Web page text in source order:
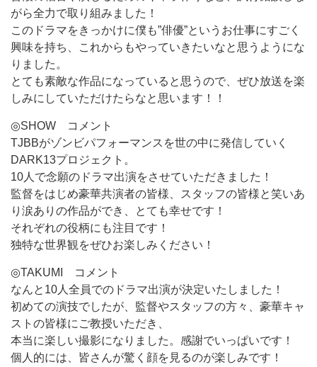
がら全力で取り組みました！
このドラマをきっかけに僕も”俳優”というお仕事にすごく
興味を持ち、これからもやっていきたいなと思うようにな
りました。
とても素敵な作品になっていると思うので、ぜひ放送を楽
しみにしていただけたらなと思います！！
◎SHOW コメント
TJBBがゾンビパフォーマンスを世の中に発信していく
DARK13プロジェクト。
10人で念願のドラマ出演をさせていただきました！
監督をはじめ豪華共演者の皆様、スタッフの皆様と笑いあ
り涙ありの作品ができ、とても幸せです！
それぞれの役柄にも注目です！
独特な世界観をぜひお楽しみください！
◎TAKUMI コメント
なんと10人全員でのドラマ出演が決定いたしました！
初めての演技でしたが、監督やスタッフの方々、豪華キャ
ストの皆様にご教授いただき、
本当に楽しい撮影になりました。感謝でいっぱいです！
個人的には、皆さんが驚く顔を見るのが楽しみです！